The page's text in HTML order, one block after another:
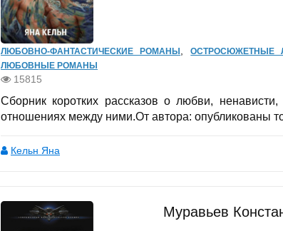
ЛЮБОВНО-ФАНТАСТИЧЕСКИЕ РОМАНЫ ,ОСТРОСЮЖЕТНЫЕ
ЛЮБОВНЫЕ РОМАНЫ
15815
Сборник коротких рассказов о любви,
отношениях между ними.От автора: опубликованы
Кельн Яна
Муравьев